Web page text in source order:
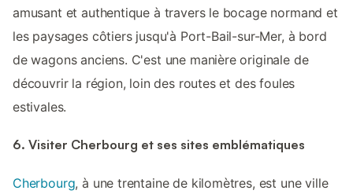
amusant et authentique à travers le bocage normand et
les paysages côtiers jusqu'à Port-Bail-sur-Mer, à bord
de wagons anciens. C'est une manière originale de
découvrir la région, loin des routes et des foules
estivales.
6. Visiter Cherbourg et ses sites emblématiques
Cherbourg, à une trentaine de kilomètres, est une ville